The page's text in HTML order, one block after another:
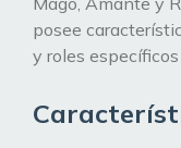
posee
y roles